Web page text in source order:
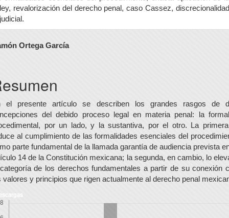
ley, revalorización del derecho penal, caso Cassez, discrecionalidad
judicial.
Ortega García
el presente artículo se describen los grandes rasgos de
del debido proceso legal en materia penal: la
por un lado, y la sustantiva, por el otro. La
al cumplimiento de las formalidades esenciales del
parte fundamental de la llamada garantía de audiencia prevista
14 de la Constitución mexicana; la segunda, en cambio, lo
de los derechos fundamentales a partir de su conexión
valores y principios que rigen actualmente al derecho penal